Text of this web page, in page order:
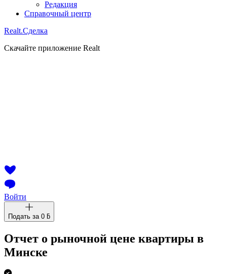
Редакция
Справочный центр
Realt.Сделка
Скачайте приложение Realt
Войти
Подать за 0 ƃ
Отчет о рыночной цене квартиры в
Минске